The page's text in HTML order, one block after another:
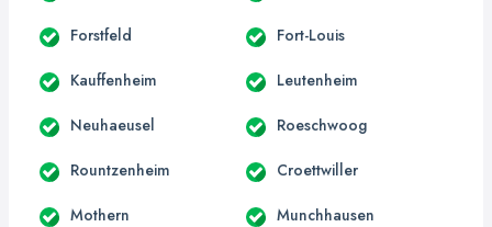
Forstfeld Fort-Louis
Kauffenheim Leutenheim
Neuhaeusel Roeschwoog
Rountzenheim Croettwiller
Mothern Munchhausen